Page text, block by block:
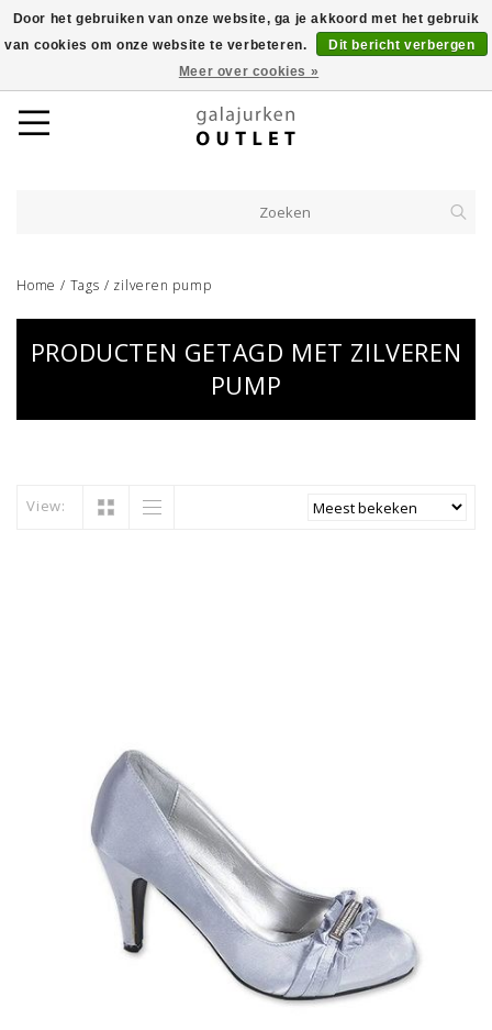
Home / Tags / zilveren pump
PRODUCTEN GETAGD MET ZILVEREN
PUMP
View:
Door het gebruiken van onze website, ga je akkoord met het gebruik
van cookies om onze website te verbeteren.
Dit bericht verbergen
Meer over cookies »